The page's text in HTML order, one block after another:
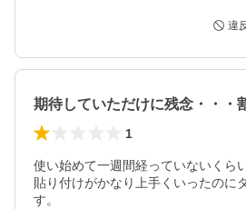
違
1
使い始めて一週間経っていないくら
貼り付けがかなり上手くいったのに
す。